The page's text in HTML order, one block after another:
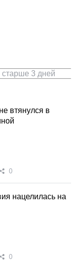
3 дней
втянулся в
0
нацелилась на
0